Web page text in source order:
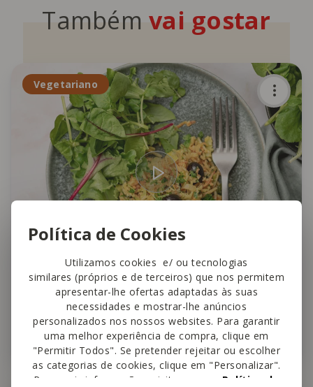
Política de Cookies
Utilizamos cookies e/ ou tecnologias
similares (próprios e de terceiros) que nos permitem
apresentar-lhe ofertas adaptadas às suas
necessidades e mostrar-lhe anúncios
personalizados nos nossos websites. Para garantir
uma melhor experiência de compra, clique em
"Permitir Todos". Se pretender rejeitar ou escolher
as categorias de cookies, clique em "Personalizar".
Para mais informações, visite a nossa Política de
Tambémvai gostar
Vegetariano
The Healthy Sins
Alho Francês à Brás
25 min Fácil